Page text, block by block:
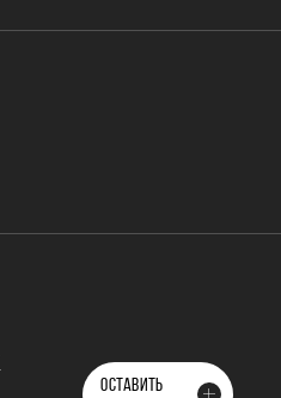
ОСТАВИТЬ